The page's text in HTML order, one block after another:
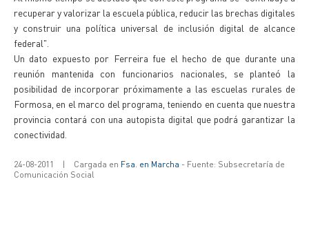
recuperar y valorizar la escuela pública, reducir las brechas digitales
y construir una política universal de inclusión digital de alcance
federal".
Un dato expuesto por Ferreira fue el hecho de que durante una
reunión mantenida con funcionarios nacionales, se planteó la
posibilidad de incorporar próximamente a las escuelas rurales de
Formosa, en el marco del programa, teniendo en cuenta que nuestra
provincia contará con una autopista digital que podrá garantizar la
conectividad.
24-08-2011 | Cargada en Fsa. en Marcha - Fuente: Subsecretaría de
Comunicación Social